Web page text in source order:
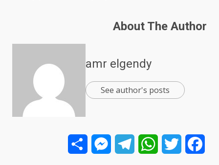
About The Author
amr elgendy
See author's posts
Facebook
Twitter
WhatsApp
Telegram
Messenger